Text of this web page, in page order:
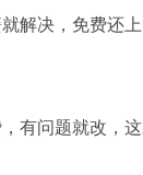
解决，免费还上
有问题就改，